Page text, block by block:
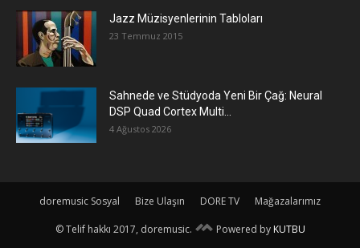
Jazz Müzisyenlerinin Tabloları
23 Temmuz 2015
Sahnede ve Stüdyoda Yeni Bir Çağ: Neural
DSP Quad Cortex Multi...
4 Ağustos 2026
doremusic Sosyal Bize Ulaşın DORE TV Mağazalarımız
© Telif hakkı 2017, doremusic. Powered by KUTBU